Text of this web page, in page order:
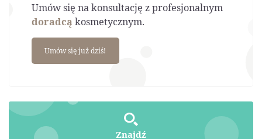
Umów się na konsultację z profesjonalnym
doradcąkosmetycznym.
Umów się już dziś!
Znajdź